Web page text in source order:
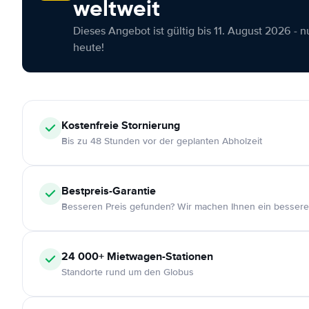
weltweit
Dieses Angebot ist gültig bis 11. August 2026 -
heute!
KostenfreieStornierung
Bis zu 48 Stunden vor der geplanten Abholzeit
Bestpreis-Garantie
Besseren Preis gefunden? Wir machen Ihnen ein
24 000+ Mietwagen-Stationen
Standorte rund um den Globus